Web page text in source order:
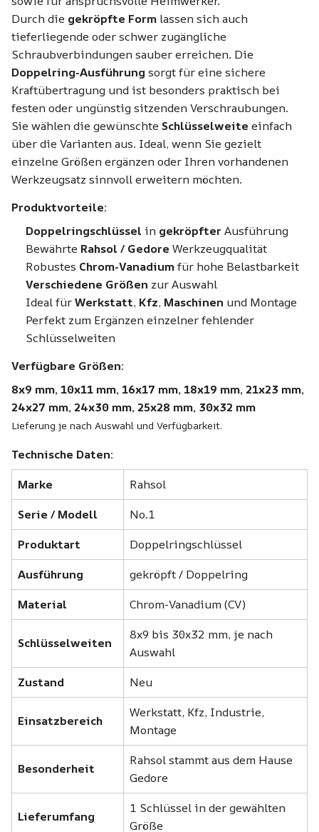
Durch die gekröpfte Form lassen sich auch
tieferliegende oder schwer zugängliche
Schraubverbindungen sauber erreichen. Die
Doppelring-Ausführung sorgt für eine sichere
Kraftübertragung und ist besonders praktisch bei
festen oder ungünstig sitzenden Verschraubungen.
Sie wählen die gewünschte Schlüsselweite einfach
über die Varianten aus. Ideal, wenn Sie gezielt
einzelne Größen ergänzen oder Ihren vorhandenen
Werkzeugsatz sinnvoll erweitern möchten.
Produktvorteile:
Doppelringschlüssel in gekröpfter Ausführung
Bewährte Rahsol / Gedore Werkzeugqualität
Robustes Chrom-Vanadiumfür hohe Belastbarkeit
Verschiedene Größen zur Auswahl
Ideal fürWerkstatt, Kfz, Maschinen und Montage
Perfekt zum Ergänzen einzelner fehlender
Schlüsselweiten
Verfügbare Größen:
8x9 mm, 10x11 mm, 16x17 mm, 18x19 mm, 21x23 mm,
24x27 mm, 24x30 mm, 25x28 mm, 30x32 mm
Lieferung je nach Auswahl und Verfügbarkeit.
Technische Daten:
Marke
Rahsol
Serie / Modell
No.1
Produktart
Doppelringschlüssel
Ausführung
gekröpft / Doppelring
Material
Chrom-Vanadium (CV)
Schlüsselweiten
8x9 bis 30x32 mm, je nach
Auswahl
Zustand
Neu
Einsatzbereich
Werkstatt, Kfz, Industrie,
Montage
Besonderheit
Rahsol stammt aus dem Hause
Gedore
Lieferumfang
1 Schlüssel in der gewählten
Größe